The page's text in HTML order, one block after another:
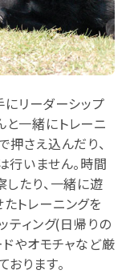
リーダーシップ
一緒にトレーニ
押さえ込んだり、
行いません。時間
したり、一緒に遊
トレーニングを
ティング(日帰りの
ドやオモチャなど厳
ります。